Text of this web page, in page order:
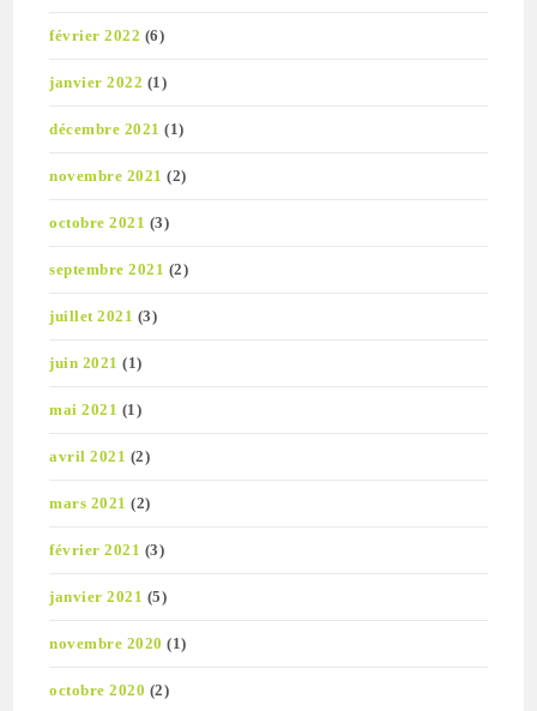
février 2022 (6)
janvier 2022 (1)
décembre 2021 (1)
novembre 2021 (2)
octobre 2021 (3)
septembre 2021 (2)
juillet 2021 (3)
juin 2021 (1)
mai 2021 (1)
avril 2021 (2)
mars 2021 (2)
février 2021 (3)
janvier 2021 (5)
novembre 2020 (1)
octobre 2020 (2)